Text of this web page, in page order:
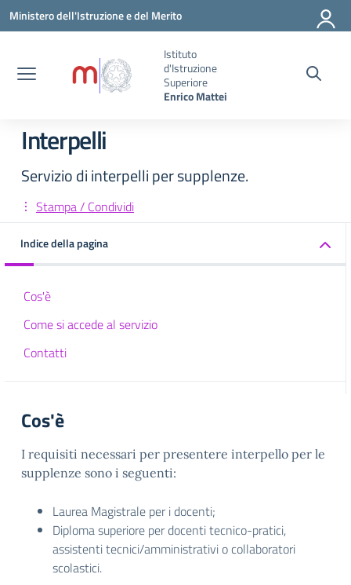
Vai ai contenuti
Vai al menu di navigazione
Vai al footer
Ministero dell'Istruzione e del Merito
Istituto
d'Istruzione
Superiore
Enrico Mattei
Interpelli
Servizio di interpelli per supplenze.
Stampa / Condividi
Indice della pagina
Cos'è
Come si accede al servizio
Contatti
Cos'è
I requisiti necessari per presentere interpello per le
supplenze sono i seguenti:
Laurea Magistrale per i docenti;
Diploma superiore per docenti tecnico-pratici,
assistenti tecnici/amministrativi o collaboratori
scolastici.